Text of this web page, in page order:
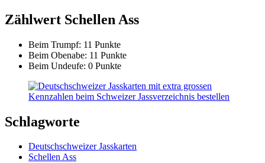
Zählwert Schellen Ass
Beim Trumpf: 11 Punkte
Beim Obenabe: 11 Punkte
Beim Undeufe: 0 Punkte
Schlagworte
Deutschschweizer Jasskarten
Schellen Ass